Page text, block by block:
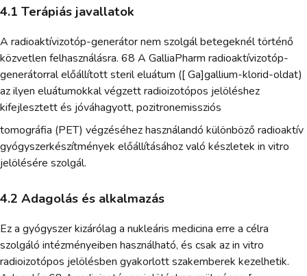
4.1 Terápiás javallatok
A radioaktívizotóp-generátor nem szolgál betegeknél történő
közvetlen felhasználásra. 68 A GalliaPharm radioaktívizotóp-
generátorral előállított steril eluátum ([ Ga]gallium-klorid-oldat)
az ilyen eluátumokkal végzett radioizotópos jelöléshez
kifejlesztett és jóváhagyott, pozitronemissziós
tomográfia (PET) végzéséhez használandó különböző radioaktív
gyógyszerkészítmények előállításához való készletek in vitro
jelölésére szolgál.
4.2 Adagolás és alkalmazás
Ez a gyógyszer kizárólag a nukleáris medicina erre a célra
szolgáló intézményeiben használható, és csak az in vitro
radioizotópos jelölésben gyakorlott szakemberek kezelhetik.